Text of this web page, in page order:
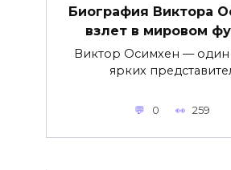
Биография Виктора
взлет в мировом
Виктор Осимхен — один
ярких
0 259